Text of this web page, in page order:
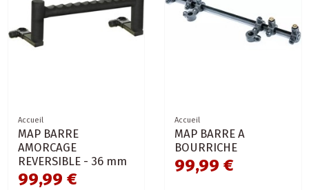
Accueil
MAP BARRE
AMORCAGE
REVERSIBLE - 36 mm
99,99 €
Accueil
MAP BARRE A
BOURRICHE
99,99 €